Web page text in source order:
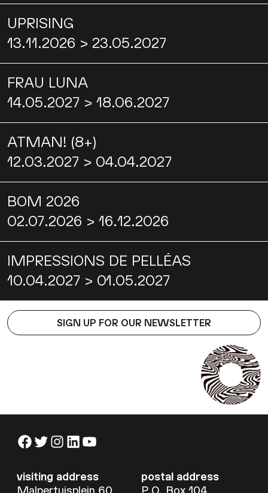
UPRISING
13.11.2026 > 23.05.2027
FRAU LUNA
14.05.2027 > 18.06.2027
ATMAN! (8+)
12.03.2027 > 04.04.2027
BOM 2026
02.07.2026 > 16.12.2026
IMPRESSIONS DE PELLÉAS
10.04.2027 > 01.05.2027
SIGN UP FOR OUR NEWSLETTER
Facebook
Twitter
Instagram
LinkedIn
YouTube
visiting address
Malpertuisplein 60
postal address
P.O. Box 104